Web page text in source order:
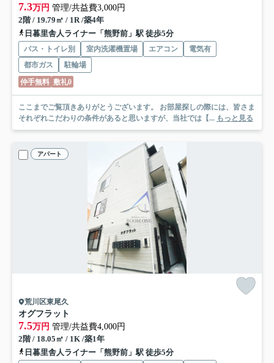
7.3万円 管理/共益費3,000円
2階 / 19.79㎡ / 1R /築4年
日暮里舎人ライナー「熊野前」駅 徒歩5分
バス・トイレ別 室内洗濯機置場 エアコン
電気有
都市ガス
駐輪場
仲手無料 敷礼0
ここまでご覧頂きありがとうございます。 お部屋探しの際には、皆さま
それぞれこだわりの条件があると思いますが、当社では【... もっと見る
アパート
荒川区東尾久
オグフラット
7.5万円 管理/共益費4,000円
2階 / 18.05㎡ / 1K /築1年
日暮里舎人ライナー「熊野前」駅 徒歩5分